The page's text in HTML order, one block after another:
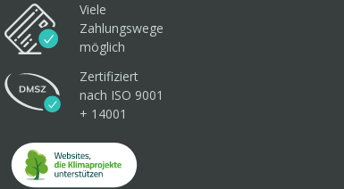
Viele
Zahlungswege
möglich
Zertifiziert
nach ISO 9001
+ 14001